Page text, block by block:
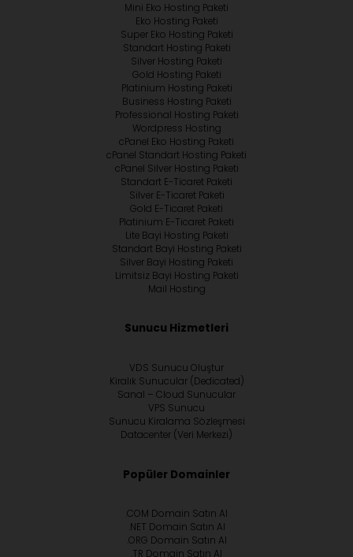
Mini Eko Hosting Paketi
Eko Hosting Paketi
Super Eko Hosting Paketi
Standart Hosting Paketi
Silver Hosting Paketi
Gold Hosting Paketi
Platinium Hosting Paketi
Business Hosting Paketi
Professional Hosting Paketi
Wordpress Hosting
cPanel Eko Hosting Paketi
cPanel Standart Hosting Paketi
cPanel Silver Hosting Paketi
Standart E-Ticaret Paketi
Silver E-Ticaret Paketi
Gold E-Ticaret Paketi
Platinium E-Ticaret Paketi
Lite Bayi Hosting Paketi
Standart Bayi Hosting Paketi
Silver Bayi Hosting Paketi
Limitsiz Bayi Hosting Paketi
Mail Hosting
Sunucu Hizmetleri
VDS Sunucu Oluştur
Kiralık Sunucular (Dedicated)
Sanal – Cloud Sunucular
VPS Sunucu
Sunucu Kiralama Sözleşmesi
Datacenter (Veri Merkezi)
Popüler Domainler
.COM Domain Satın Al
.NET Domain Satın Al
.ORG Domain Satın Al
.TR Domain Satın Al